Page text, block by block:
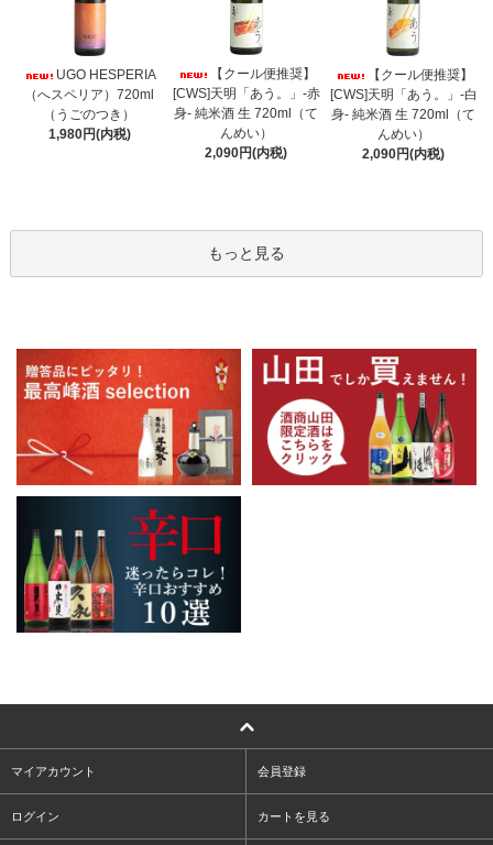
UGO HESPERIA
（へスペリア）720ml
（うごのつき）
1,980円(内税)
【クール便推奨】
[CWS]天明「あう。」-赤
身- 純米酒 生 720ml（て
んめい）
2,090円(内税)
【クール便推奨】
[CWS]天明「あう。」-白
身- 純米酒 生 720ml（て
んめい）
2,090円(内税)
もっと見る
マイアカウント 会員登録
ログイン カートを見る